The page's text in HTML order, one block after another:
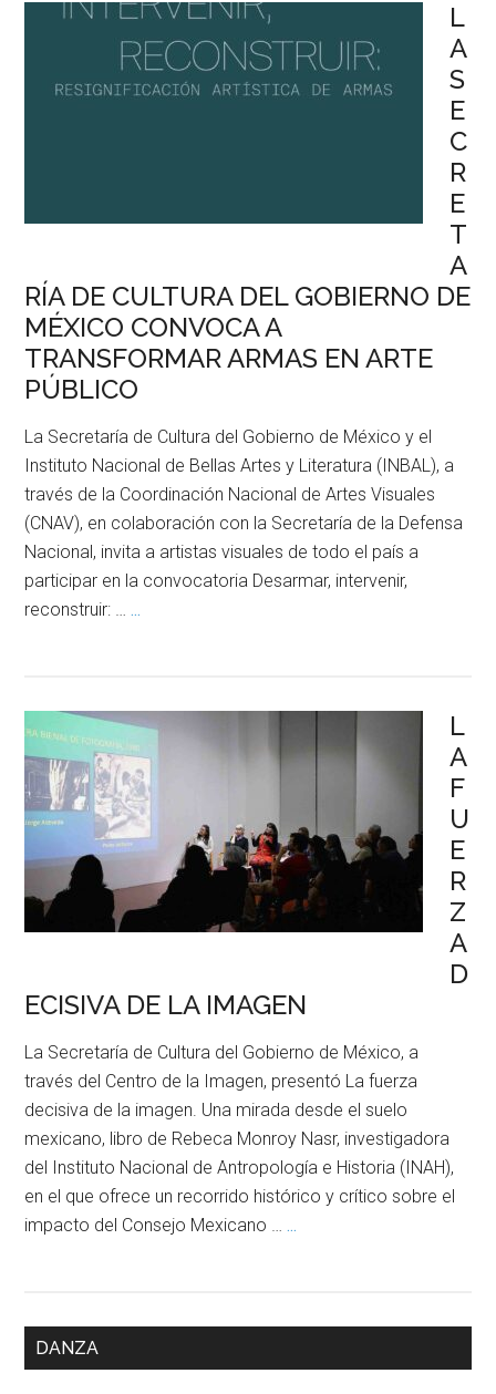
L
A
S
E
C
R
E
T
A
RÍA DE CULTURA DEL GOBIERNO DE
MÉXICO CONVOCA A
TRANSFORMAR ARMAS EN ARTE
PÚBLICO
La Secretaría de Cultura del Gobierno de México y el
Instituto Nacional de Bellas Artes y Literatura (INBAL), a
través de la Coordinación Nacional de Artes Visuales
(CNAV), en colaboración con la Secretaría de la Defensa
Nacional, invita a artistas visuales de todo el país a
participar en la convocatoria Desarmar, intervenir,
reconstruir: …...
L
A
F
U
E
R
Z
A
D
ECISIVA DE LA IMAGEN
La Secretaría de Cultura del Gobierno de México, a
través del Centro de la Imagen, presentó La fuerza
decisiva de la imagen. Una mirada desde el suelo
mexicano, libro de Rebeca Monroy Nasr, investigadora
del Instituto Nacional de Antropología e Historia (INAH),
en el que ofrece un recorrido histórico y crítico sobre el
impacto del Consejo Mexicano …...
DANZA